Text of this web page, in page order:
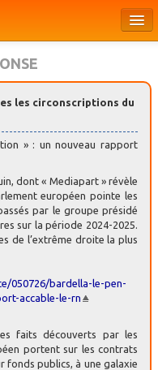
les circonscriptions du
» : un nouveau rapport
dont « Mediapart » révèle
européen pointe les
par le groupe présidé
sur la période 2024-2025.
de l’extrême droite la plus
050726/bardella-le-pen-
accable-le-rn
faits découverts par les
portent sur les contrats
fonds publics, à une galaxie